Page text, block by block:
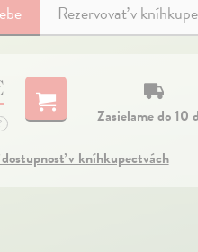
Rezervovať v
Zasielame do 10
v kníhkupectvách